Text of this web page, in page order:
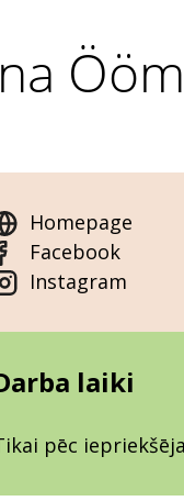
Homepage
Facebook
Instagram
laiki
pēc